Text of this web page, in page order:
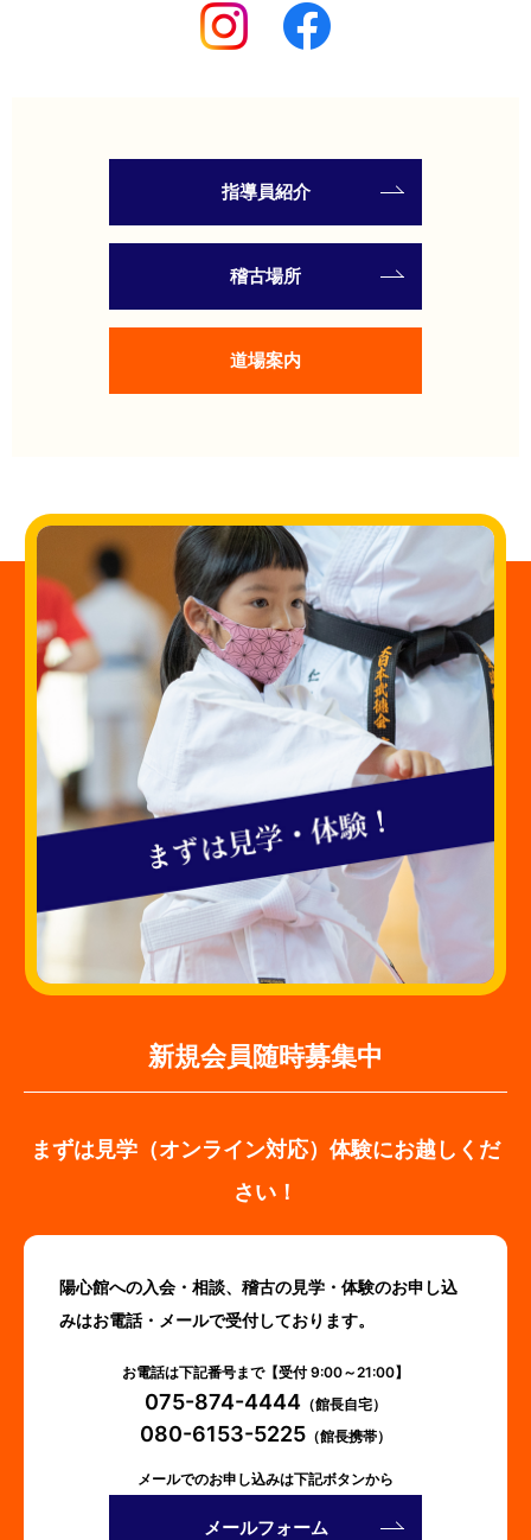
指導員紹介
稽古場所
道場案内
新規会員随時募集中
まずは見学（オンライン対応）体験にお越しくだ
さい！
陽心館への入会・相談、稽古の見学・体験のお申し込
みはお電話・メールで受付しております。
お電話は下記番号まで【受付 9:00～21:00】
075-874-4444 （館長自宅）
080-6153-5225 （館長携帯）
メールでのお申し込みは下記ボタンから
メールフォーム